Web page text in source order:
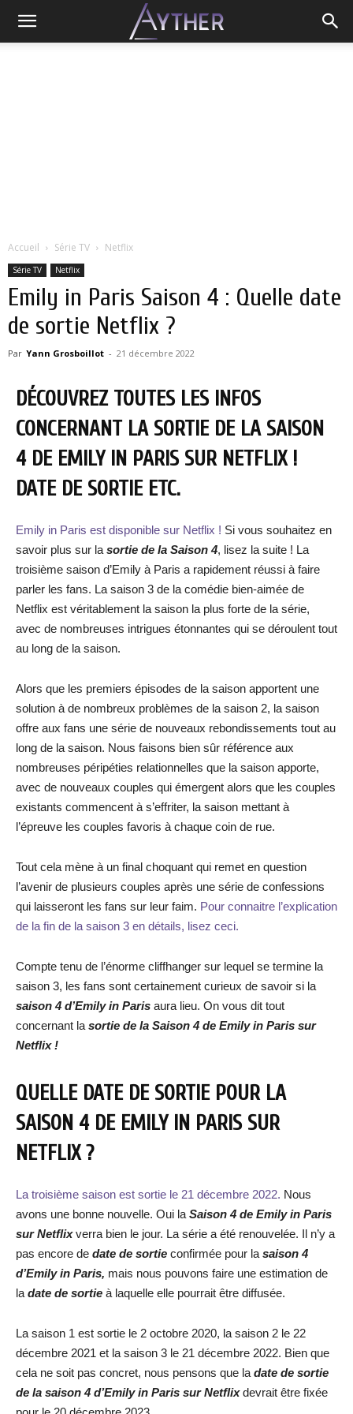
Accueil Série TV Netflix
Série TV Netflix
Emily in Paris Saison 4 : Quelle date
de sortie Netflix ?
Par Yann Grosboillot - 21 décembre 2022
DÉCOUVREZ TOUTES LES INFOS
CONCERNANT LA SORTIE DE LA SAISON
4 DE EMILY IN PARIS SUR NETFLIX !
DATE DE SORTIE ETC.
Emily in Paris est disponible sur Netflix ! Si vous souhaitez en
savoir plus sur la sortie de la Saison 4, lisez la suite ! La
troisième saison d’Emily à Paris a rapidement réussi à faire
parler les fans. La saison 3 de la comédie bien-aimée de
Netflix est véritablement la saison la plus forte de la série,
avec de nombreuses intrigues étonnantes qui se déroulent tout
au long de la saison.
Alors que les premiers épisodes de la saison apportent une
solution à de nombreux problèmes de la saison 2, la saison
offre aux fans une série de nouveaux rebondissements tout au
long de la saison. Nous faisons bien sûr référence aux
nombreuses péripéties relationnelles que la saison apporte,
avec de nouveaux couples qui émergent alors que les couples
existants commencent à s’effriter, la saison mettant à
l’épreuve les couples favoris à chaque coin de rue.
Tout cela mène à un final choquant qui remet en question
l’avenir de plusieurs couples après une série de confessions
qui laisseront les fans sur leur faim. Pour connaitre l’explication
de la fin de la saison 3 en détails, lisez ceci.
Compte tenu de l’énorme cliffhanger sur lequel se termine la
saison 3, les fans sont certainement curieux de savoir si la
saison 4 d’Emily in Paris aura lieu. On vous dit tout
concernant la sortie de la Saison 4 de Emily in Paris sur
Netflix !
QUELLE DATE DE SORTIE POUR LA
SAISON 4 DE EMILY IN PARIS SUR
NETFLIX ?
La troisième saison est sortie le 21 décembre 2022. Nous
avons une bonne nouvelle. Oui la Saison 4 de Emily in Paris
sur Netflixverra bien le jour. La série a été renouvelée. Il n’y a
pas encore de date de sortie confirmée pour la saison 4
d’Emily in Paris, mais nous pouvons faire une estimation de
la date de sortie à laquelle elle pourrait être diffusée.
La saison 1 est sortie le 2 octobre 2020, la saison 2 le 22
décembre 2021 et la saison 3 le 21 décembre 2022. Bien que
cela ne soit pas concret, nous pensons que la date de sortie
de la saison 4 d’Emily in Paris sur Netflixdevrait être fixée